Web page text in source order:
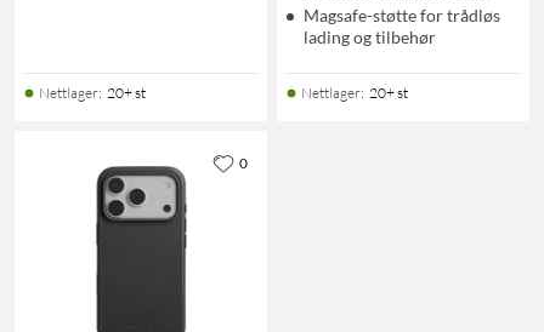
Nettlager: 20+ st
Magsafe-støtte for trådløs
lading og tilbehør
Nettlager: 20+ st
0